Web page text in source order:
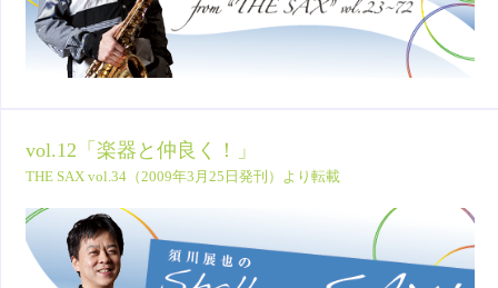
vol.12「楽器と仲良く！」
THE SAX vol.34（2009年3月25日発刊）より転載